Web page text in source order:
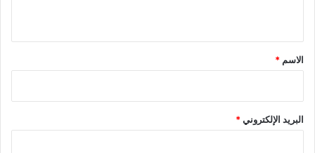
*
الاسم *
البريد الإلكتروني*